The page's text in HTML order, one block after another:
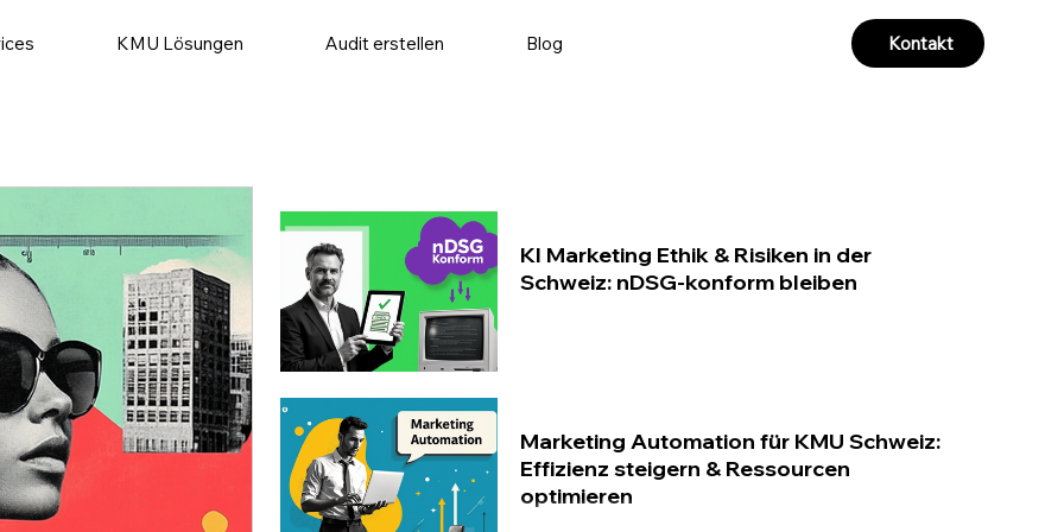
KMU Lösungen Audit erstellen Blog Kontakt
KI Marketing Ethik & Risiken in der
Schweiz: nDSG-konform bleiben
Marketing Automation für KMU Schweiz:
Effizienz steigern & Ressourcen
optimieren